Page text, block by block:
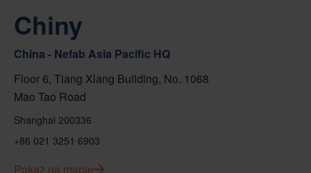
Chiny
China - Nefab Asia Pacific HQ
Floor 6, Tiang Xlang Building, No. 1068
Mao Tao Road
Shanghai 200336
+86 021 3251 6903
Pokaż na mapie